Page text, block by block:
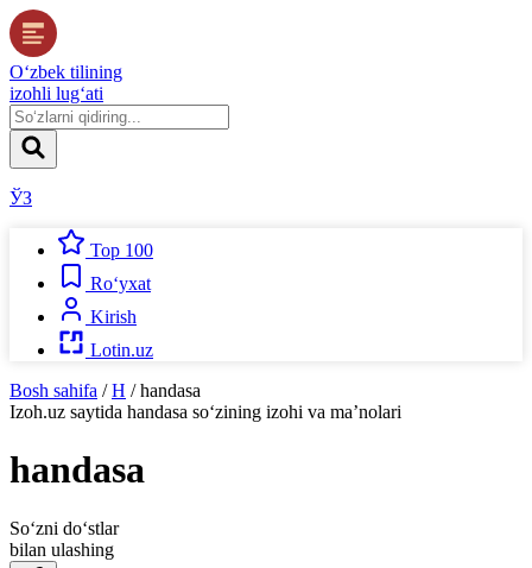
O‘zbek tilining
izohli lug‘ati
ЎЗ
Top 100
Ro‘yxat
Kirish
Lotin.uz
Bosh sahifa / H / handasa
Izoh.uz saytida handasa so‘zining izohi va ma’nolari
handasa
So‘zni do‘stlar
bilan ulashing